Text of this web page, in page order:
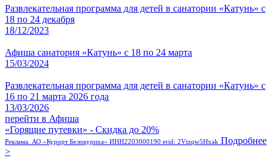
Развлекательная программа для детей в санатории «Катунь» с
18 по 24 декабря
18/12/2023
Афиша санатория «Катунь» с 18 по 24 марта
15/03/2024
Развлекательная программа для детей в санатории «Катунь» с
16 по 21 марта 2026 года
13/03/2026
перейти в Афиша
«Горящие путевки» - Скидка до 20%
Реклама. АО «Курорт Белокуриха» ИНН2203000190 erid: 2Vtzqw5Hxak Подробнее
>